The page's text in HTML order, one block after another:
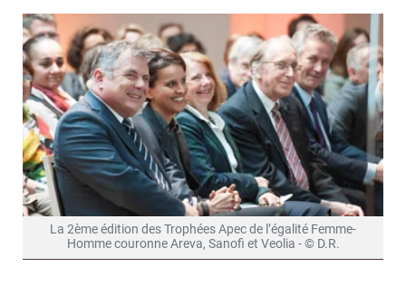
La 2ème édition des Trophées Apec de l’égalité Femme-
Homme couronne Areva, Sanofi et Veolia - © D.R.